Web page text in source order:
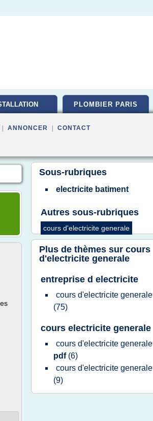
PLOMBIER PARIS
ANNONCER CONTACT
Sous-rubriques
electricite batiment
Autres sous-rubriques
cours d'electricite generale
Plus de thèmes sur cours
d'electricite generale
entreprise d electricite
cours d'electricite generale
(75)
cours electricite generale
cours d'electricite generale
pdf (6)
cours d'electricite generale
(9)